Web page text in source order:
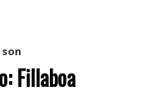
son
Fillaboa